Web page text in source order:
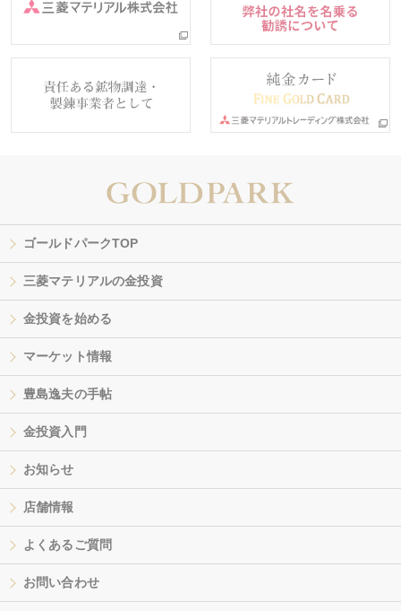
ゴールドパークTOP
三菱マテリアルの金投資
金投資を始める
マーケット情報
豊島逸夫の手帖
金投資入門
お知らせ
店舗情報
よくあるご質問
お問い合わせ